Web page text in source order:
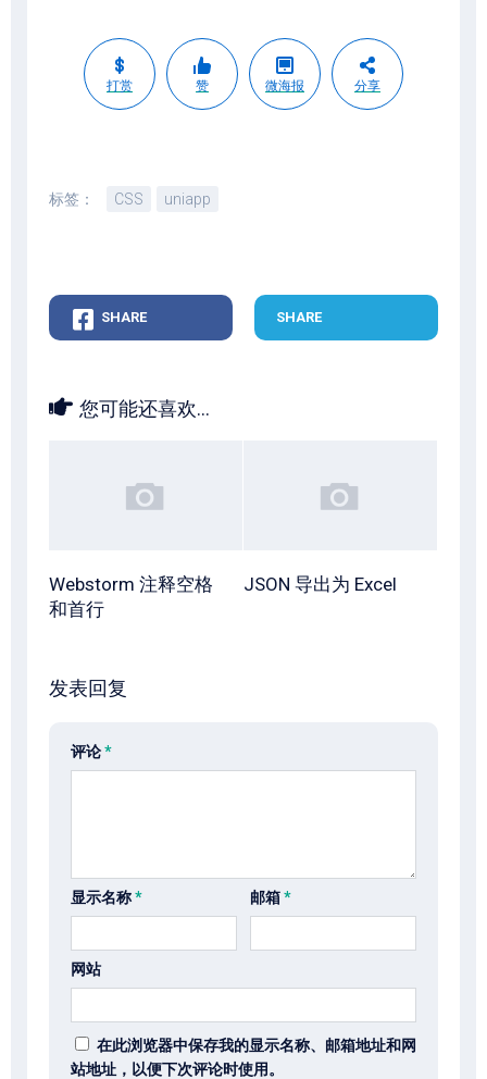
打赏 赞 微海报 分享
标签： CSS uniapp
SHARE SHARE
您可能还喜欢...
Webstorm 注释空格
和首行
JSON 导出为 Excel
发表回复
评论*
显示名称* 邮箱*
网站
在此浏览器中保存我的显示名称、邮箱地址和网
站地址，以便下次评论时使用。